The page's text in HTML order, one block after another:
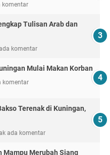
komentar
Tulisan Arab dan
komentar
Mulai Makan Korban
komentar
Terenak di Kuningan,
ada komentar
Mampu Merubah Siang